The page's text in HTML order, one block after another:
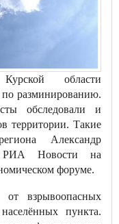
области
разминированию.
обследовали и
территории. Такие
Александр
Новости на
форуме.
взрывоопасных
пункта.